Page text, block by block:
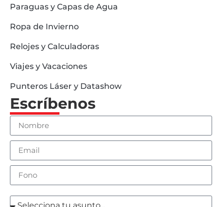
Paraguas y Capas de Agua
Ropa de Invierno
Relojes y Calculadoras
Viajes y Vacaciones
Punteros Láser y Datashow
Escríbenos